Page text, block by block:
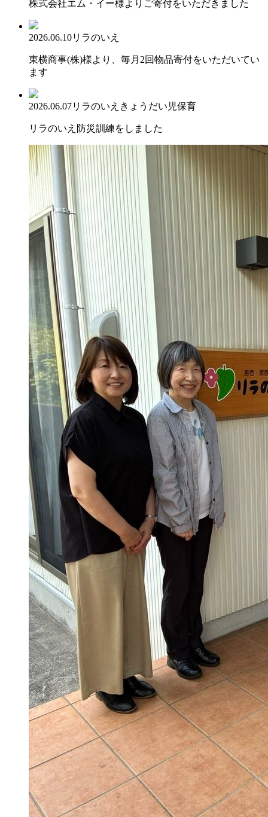
株式会社エム・イー様よりご寄付をいただきました
2026.06.10リラのいえ
東横商事(株)様より、毎月2回物品寄付をいただいてい
ます
2026.06.07リラのいえ きょうだい児保育
リラのいえ防災訓練をしました